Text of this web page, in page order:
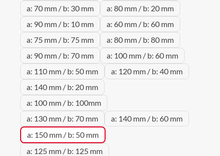
a: 70 mm / b: 30 mm
a: 80 mm / b: 20 mm
a: 90 mm / b: 10 mm
a: 60 mm / b: 60 mm
a: 75 mm / b: 75 mm
a: 80 mm / b: 80 mm
a: 90 mm / b: 70 mm
a: 100 mm / b: 60 mm
a: 110 mm / b: 50 mm
a: 120 mm / b: 40 mm
a: 140 mm / b: 20 mm
a: 100 mm / b: 100mm
a: 130 mm / b: 70 mm
a: 140 mm / b: 60 mm
a: 150 mm / b: 50 mm
a: 125 mm / b: 125 mm